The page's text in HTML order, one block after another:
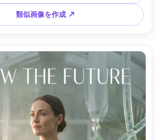
類似画像を作成 ↗